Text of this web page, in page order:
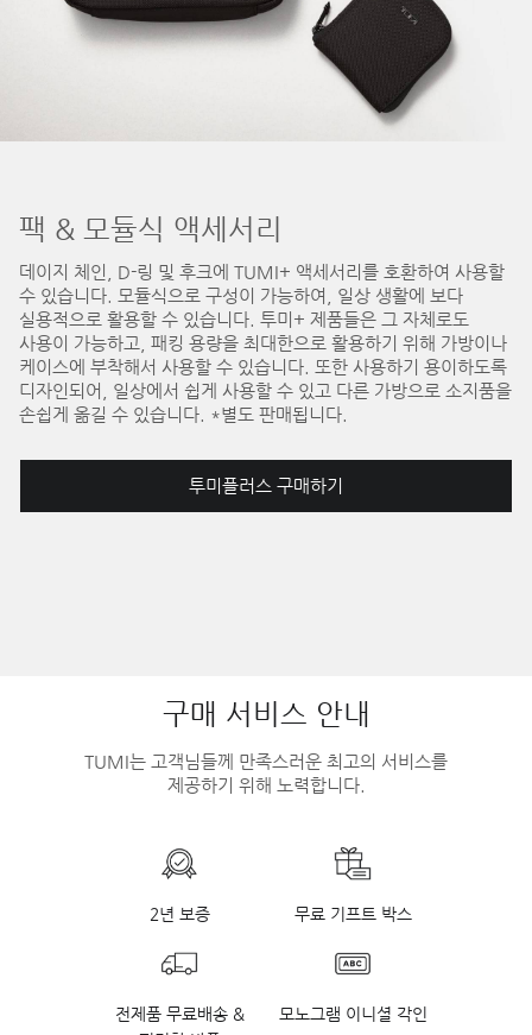
팩 & 모듈식 액세서리
데이지 체인, D-링 및 후크에 TUMI+ 액세서리를 호환하여 사용할
수 있습니다. 모듈식으로 구성이 가능하여, 일상 생활에 보다
실용적으로 활용할 수 있습니다. 투미+ 제품들은 그 자체로도
사용이 가능하고, 패킹 용량을 최대한으로 활용하기 위해 가방이나
케이스에 부착해서 사용할 수 있습니다. 또한 사용하기 용이하도록
디자인되어, 일상에서 쉽게 사용할 수 있고 다른 가방으로 소지품을
손쉽게 옮길 수 있습니다. *별도 판매됩니다.
투미플러스 구매하기
구매 서비스 안내
TUMI는 고객님들께 만족스러운 최고의 서비스를
제공하기 위해 노력합니다.
2년 보증 무료 기프트 박스
전제품 무료배송 &
모노그램 이니셜 각인